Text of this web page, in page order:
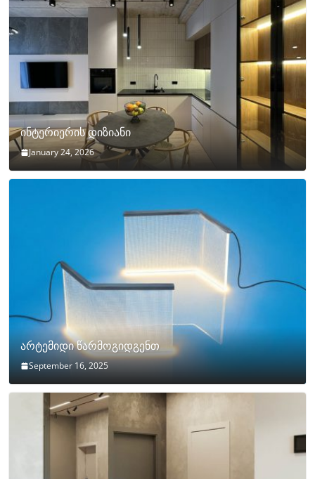
ინტერიერის დიზიანი
January 24, 2026
არტემიდი წარმოგიდგენთ
September 16, 2025